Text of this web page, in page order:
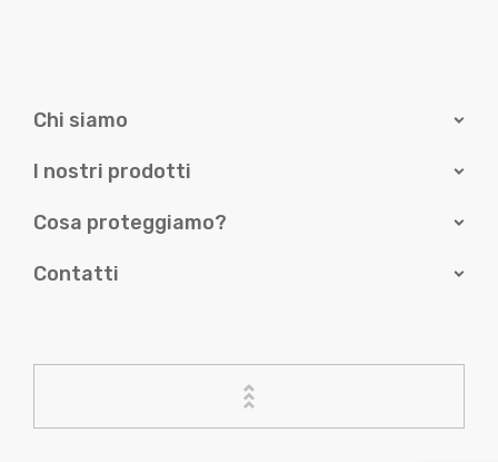
Chi siamo
I nostri prodotti
Cosa proteggiamo?
Contatti